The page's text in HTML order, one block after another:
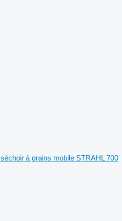
séchoir à grains mobile STRAHL 700